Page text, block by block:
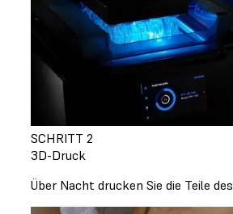
SCHRITT 2
3D-Druck
Über Nacht drucken Sie die Teile